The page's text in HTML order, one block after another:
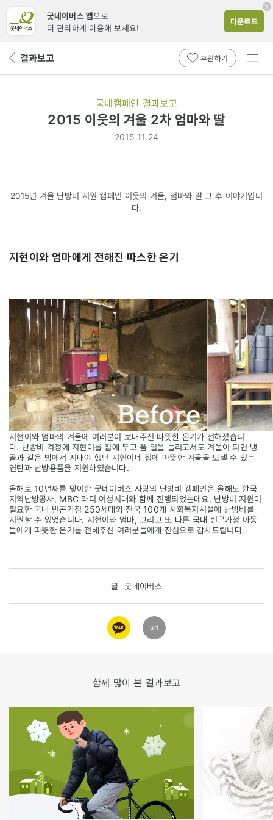
굿네이버스 앱으로
더 편리하게 이용해 보세요!
다운로드
뒤 결과보고 후원하기
전체
국내캠페인 결과보고
2015 이웃의 겨울 2차 엄마와 딸
2015.11.24
2015년 겨울 난방비 지원 캠페인 이웃의 겨울, 엄마와 딸 그 후 이야기입니
다.
지현이와 엄마에게 전해진 따스한 온기
지현이와 엄마의 겨울에 여러분이 보내주신 따뜻한 온기가 전해졌습니
다. 난방비 걱정에 지현이를 집에 두고 품 일을 늘리고서도 겨울이 되면 냉
골과 같은 방에서 지내야 했던 지현이네 집에 따뜻한 겨울을 보낼 수 있는
연탄과 난방용품을 지원하였습니다.
올해로 10년째를 맞이한 굿네이버스 사랑의 난방비 캠페인은 올해도 한국
지역난방공사, MBC 라디 여성시대와 함께 진행되었는데요, 난방비 지원이
필요한 국내 빈곤가정 250세대와 전국 100개 사회복지시설에 난방비를
지원할 수 있었습니다. 지현이와 엄마, 그리고 또 다른 국내 빈곤가정 아동
들에게 따뜻한 온기를 전해주신 여러분들에게 진심으로 감사드립니다.
글 굿네이버스
카카오
링크
url
함께 많이 본 결과보고